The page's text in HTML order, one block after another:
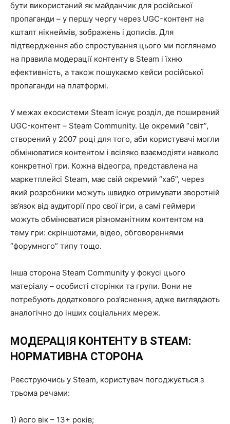
бути використаний як майданчик для російської
пропаганди – у першу чергу через UGC-контент на
кшталт нікнеймів, зображень і дописів. Для
підтвердження або спростування цього ми поглянемо
на правила модерації контенту в Steam і їхню
ефективність, а також пошукаємо кейси російської
пропаганди на платформі.
У межах екосистеми Steam існує розділ, де поширений
UGC-контент – Steam Community. Це окремий “світ”,
створений у 2007 році для того, аби користувачі могли
обмінюватися контентом і всіляко взаємодіяти навколо
конкретної гри. Кожна відеогра, представлена на
маркетплейсі Steam, має свій окремий “хаб”, через
який розробники можуть швидко отримувати зворотній
зв’язок від аудиторії про свої ігри, а самі геймери
можуть обмінюватися різноманітним контентом на
тему гри: скріншотами, відео, обговореннями
“форумного” типу тощо.
Інша сторона Steam Community у фокусі цього
матеріалу – особисті сторінки та групи. Вони не
потребують додаткового роз’яснення, адже виглядають
аналогічно до інших соціальних мереж.
МОДЕРАЦІЯ КОНТЕНТУ В STEAM:
НОРМАТИВНА СТОРОНА
Реєструючись у Steam, користувач погоджується з
трьома речами:
1) його вік – 13+ років;